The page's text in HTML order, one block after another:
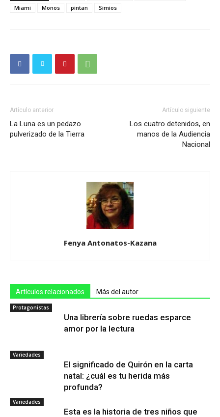
Miami
Monos pintan Simios
Artículo anterior
La Luna es un pedazo
pulverizado de la Tierra
Artículo siguiente
Los cuatro detenidos, en
manos de la Audiencia
Nacional
Fenya Antonatos-Kazana
Artículos relacionados Más del autor
Protagonistas
Una librería sobre ruedas esparce
amor por la lectura
Variedades
El significado de Quirón en la carta
natal: ¿cuál es tu herida más
profunda?
Variedades
Esta es la historia de tres niños que